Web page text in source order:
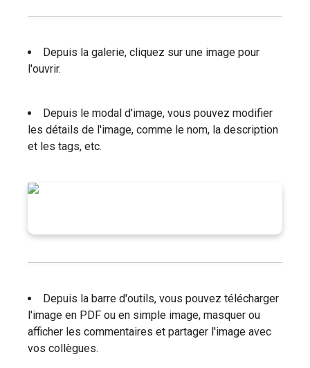
Depuis la galerie, cliquez sur une image pour
l'ouvrir.
Depuis le modal d'image, vous pouvez modifier
les détails de l'image, comme le nom, la description
et les tags, etc.
Depuis la barre d'outils, vous pouvez télécharger
l'image en PDF ou en simple image, masquer ou
afficher les commentaires et partager l'image avec
vos collègues.